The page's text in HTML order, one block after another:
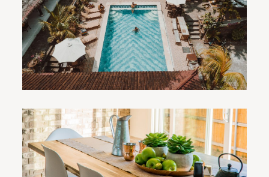
1．正餐宴会宴请具备有一定规格，比如政府、外交、公
司[…]
酒店宴会家具的五个日常护理知
识